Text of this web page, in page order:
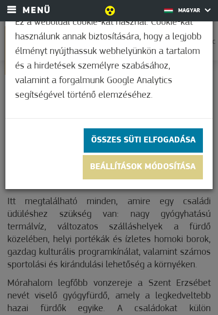
MENÜ MAGYAR
0
37,2°C
FÜRDŐ
Mórahalom
Wellness és feltöltődés egész évben
Mórahalom Szegedtől 20 km-re, az M5-ös
autópálya nyugati lehajtójától csupán 12 km-re, az
Itt megtalálható minden, amire egy családi
üdüléshez szükség van: nagy gyógyhatású
termálvíz, változatos szálláshelyek a fürdő
közelében, helyi portékák és ízletes homoki borok,
gazdag kulturális programkínálat, valamint számos
sportolási és kirándulási lehetőség a környéken.
Mórahalom legfőbb vonzereje a Szent Erzsébet
nevét viselő gyógyfürdő, amely a legkedveltebb
hazai fürdők egyike. A családokat külön
Ez a weboldal cookie-kat használ. Cookie-kat
használunk annak biztosítására, hogy a legjobb
élményt nyújthassuk webhelyünkön a tartalom
és a hirdetések személyre szabásához,
valamint a forgalmunk Google Analytics
segítségével történő elemzéséhez.
ÖSSZES SÜTI ELFOGADÁSA
BEÁLLÍTÁSOK MÓDOSÍTÁSA